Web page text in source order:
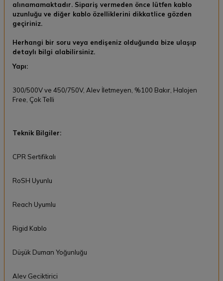
alınamamaktadır. Sipariş vermeden önce lütfen kablo
uzunluğu ve diğer kablo özelliklerini dikkatlice gözden
geçiriniz.
Herhangi bir soru veya endişeniz olduğunda bize ulaşıp
detaylı bilgi alabilirsiniz.
Yapı:
300/500V ve 450/750V, Alev İletmeyen, %100 Bakır, Halojen
Free, Çok Telli
Teknik Bilgiler:
CPR Sertifikalı
RoSH Uyunlu
Reach Uyumlu
Rigid Kablo
Düşük Duman Yoğunluğu
Alev Geciktirici